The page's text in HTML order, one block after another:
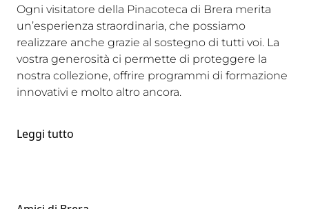
Ogni visitatore della Pinacoteca di Brera merita
un’esperienza straordinaria, che possiamo
realizzare anche grazie al sostegno di tutti voi. La
vostra generosità ci permette di proteggere la
nostra collezione, offrire programmi di formazione
innovativi e molto altro ancora.
Leggi tutto